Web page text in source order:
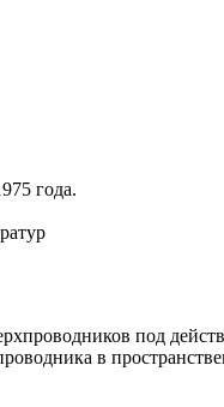
года.
под
в